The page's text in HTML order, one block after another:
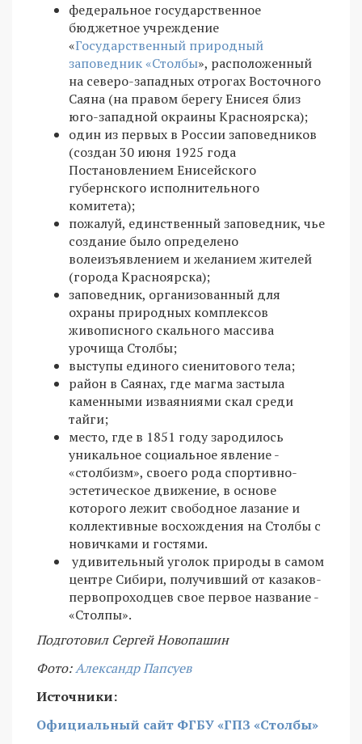
федеральное государственное
бюджетное учреждение
«Государственный природный
заповедник «Столбы», расположенный
на северо-западных отрогах Восточного
Саяна (на правом берегу Енисея близ
юго-западной окраины Красноярска);
один из первых в России заповедников
(создан 30 июня 1925 года
Постановлением Енисейского
губернского исполнительного
комитета);
пожалуй, единственный заповедник, чье
создание было определено
волеизъявлением и желанием жителей
(города Красноярска);
заповедник, организованный для
охраны природных комплексов
живописного скального массива
урочища Столбы;
выступы единого сиенитового тела;
район в Саянах, где магма застыла
каменными изваяниями скал среди
тайги;
место, где в 1851 году зародилось
уникальное социальное явление -
«столбизм», своего рода спортивно-
эстетическое движение, в основе
которого лежит свободное лазание и
коллективные восхождения на Столбы с
новичками и гостями.
удивительный уголок природы в самом
центре Сибири, получивший от казаков-
первопроходцев свое первое название -
«Столпы».
Подготовил Сергей Новопашин
Фото:Александр Папсуев
Источники:
Официальный сайт ФГБУ «ГПЗ «Столбы»